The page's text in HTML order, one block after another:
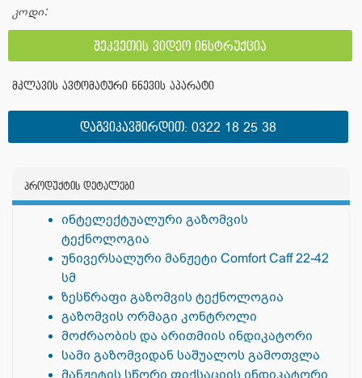
კოდი:
შეკვეთის ვიდეო ინსტრუქცია
მკლავის ავტომატური წნევის აპარატი
ᲓᲐᲒᲕᲘᲙᲐᲕᲨᲘᲠᲓᲘᲗ:0322 18 25 38
პროდუქტის დეტალები
ინტელექტუალური გაზომვის
ტექნოლოგია
უნივერსალური მანჟეტი Comfort Caff 22-42
სმ
ზესწრაფი გაზომვის ტექნოლოგია
გაზომვის ორმაგი კონტროლი
მოძრაობის და არითმიის ინდიკატორი
სამი გაზომვიდან საშუალოს გამოთვლა
მანჟეტის სწორი ფიქსაციის ინდიკატორი